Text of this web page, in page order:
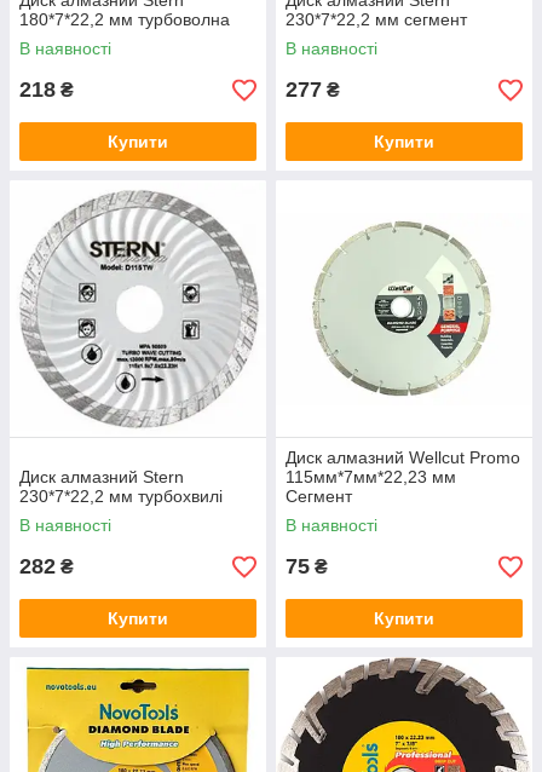
180*7*22,2 мм турбоволна
В наявності
218 ₴
Купити
230*7*22,2 мм сегмент
В наявності
277 ₴
Купити
Диск алмазний Stern
230*7*22,2 мм турбохвилі
В наявності
282 ₴
Купити
Диск алмазний Wellcut Promo
115мм*7мм*22,23 мм
Сегмент
В наявності
75 ₴
Купити